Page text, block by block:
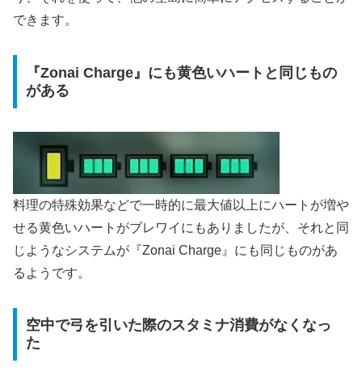
できます。
『Zonai Charge』にも黄色いハートと同じもの
がある
料理の特殊効果などで一時的に最大値以上にハートが増や
せる黄色いハートがブレワイにもありましたが、それと同
じようなシステムが『Zonai Charge』にも同じものがあ
るようです。
空中で弓を引いた際のスタミナ消費がなくなっ
た